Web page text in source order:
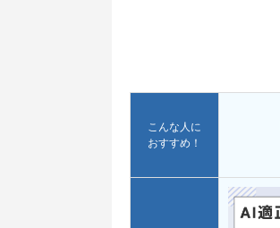
こんな人に
おすすめ！